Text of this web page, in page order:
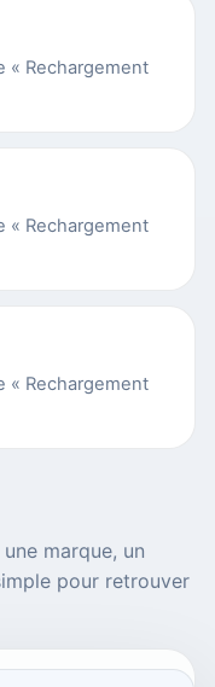
« Rechargement
« Rechargement
« Rechargement
marque, un
pour retrouver